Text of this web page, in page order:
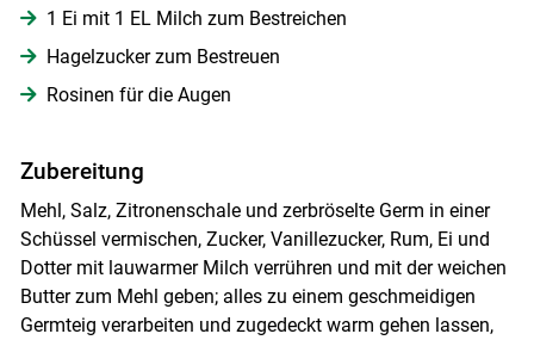
1 Ei mit 1 EL Milch zum Bestreichen
Hagelzucker zum Bestreuen
Rosinen für die Augen
Zubereitung
Mehl, Salz, Zitronenschale und zerbröselte Germ in einer
Schüssel vermischen, Zucker, Vanillezucker, Rum, Ei und
Dotter mit lauwarmer Milch verrühren und mit der weichen
Butter zum Mehl geben; alles zu einem geschmeidigen
Germteig verarbeiten und zugedeckt warm gehen lassen,